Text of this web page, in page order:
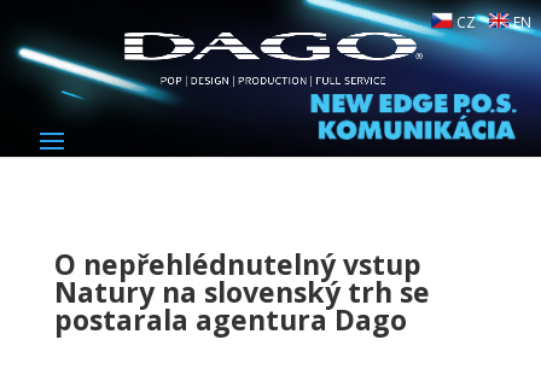
O nepřehlédnutelný vstup
Natury na slovenský trh se
postarala agentura Dago
CZ EN